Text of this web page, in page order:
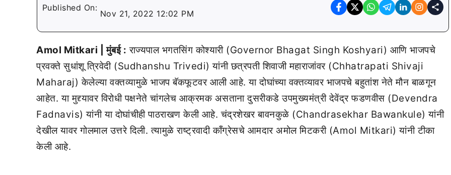
Published On:
Nov 21, 2022 12:02 PM
Amol Mitkari | मुंबई : राज्यपाल भगतसिंग कोश्यारी (Governor Bhagat Singh Koshyari) आणि भाजपचे
प्रवक्ते सुधांशू त्रिवेदी (Sudhanshu Trivedi) यांनी छत्रपती शिवाजी महाराजांवर (Chhatrapati Shivaji
Maharaj) केलेल्या वक्तव्यामुळे भाजप बॅकफूटवर आली आहे. या दोघांच्या वक्तव्यावर भाजपचे बहुतांश नेते मौन बाळगून
आहेत. या मुद्द्यावर विरोधी पक्षनेते चांगलेच आक्रमक असताना दुसरीकडे उपमुख्यमंत्री देवेंद्र फडणवीस (Devendra
Fadnavis) यांनी या दोघांचीही पाठराखण केली आहे. चंद्रशेखर बावनकुळे (Chandrasekhar Bawankule) यांनी
देखील यावर गोलमाल उत्तरे दिली. त्यामुळे राष्ट्रवादी काँग्रेसचे आमदार अमोल मिटकरी (Amol Mitkari) यांनी टीका
केली आहे.